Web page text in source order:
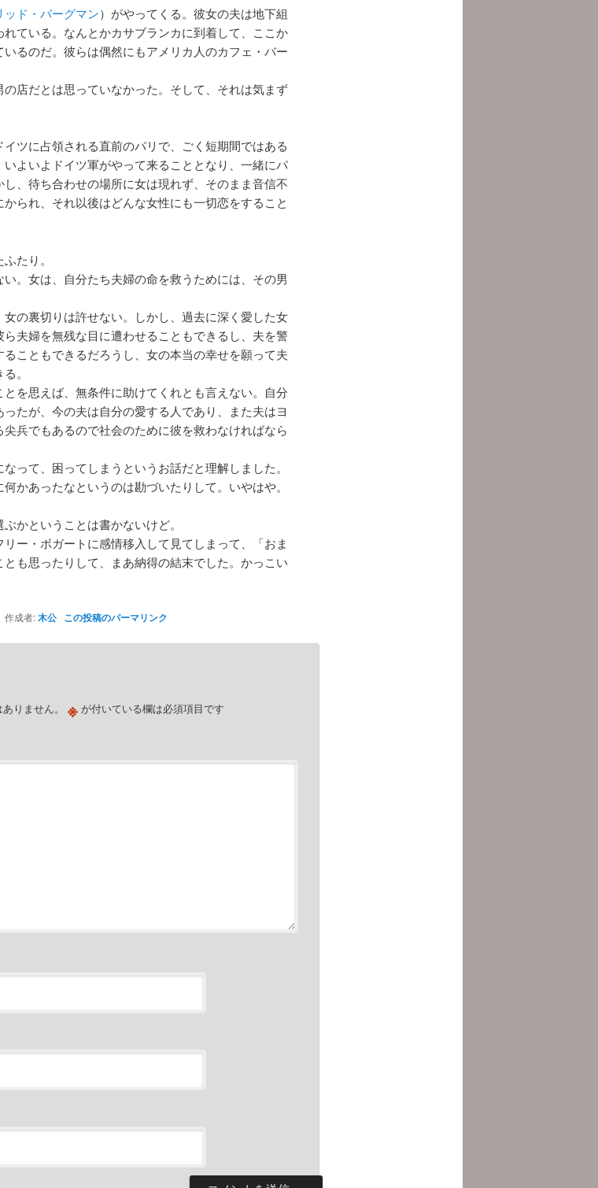
ッド・バーグマン）がやってくる。彼女の夫は地下組
ている。なんとかカサブランカに到着して、ここか
るのだ。彼らは偶然にもアメリカ人のカフェ・バー
店だとは思っていなかった。そして、それは気まず
ツに占領される直前のパリで、ごく短期間ではある
よいよドイツ軍がやって来ることとなり、一緒にパ
、待ち合わせの場所に女は現れず、そのまま音信不
られ、それ以後はどんな女性にも一切恋をすること
たり。
。女は、自分たち夫婦の命を救うためには、その男
の裏切りは許せない。しかし、過去に深く愛した女
夫婦を無残な目に遭わせることもできるし、夫を警
こともできるだろうし、女の本当の幸せを願って夫
。
を思えば、無条件に助けてくれとも言えない。自分
たが、今の夫は自分の愛する人であり、また夫はヨ
兵でもあるので社会のために彼を救わなければなら
って、困ってしまうというお話だと理解しました。
かあったなというのは勘づいたりして。いやはや。
かということは書かないけど。
ー・ボガートに感情移入して見てしまって、「おま
も思ったりして、まあ納得の結末でした。かっこい
成者:木公 この投稿のパーマリンク
りません。 ※が付いている欄は必須項目です